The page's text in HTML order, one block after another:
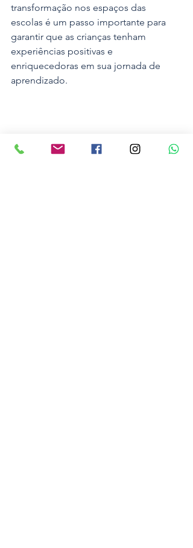
transformação nos espaços das
escolas é um passo importante para
garantir que as crianças tenham
experiências positivas e
enriquecedoras em sua jornada de
aprendizado.